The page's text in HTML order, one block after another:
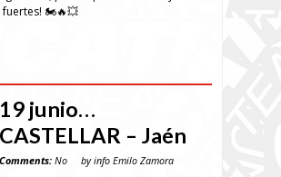
fuertes! 🏍️🔥💥
19 junio…
CASTELLAR – Jaén
Comments: No by info Emilo Zamora